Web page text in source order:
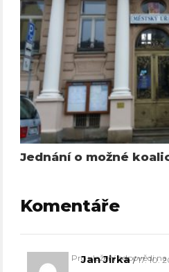
Jednání o možné
Komentáře
Jan Jirka 17. 10.
Pro vložení odpovědi